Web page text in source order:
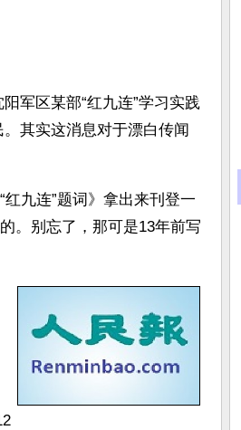
军区某部“红九连”学习实践
其实这消息对于漂白传闻
九连”题词》拿出来刊登一
。别忘了，那可是13年前写